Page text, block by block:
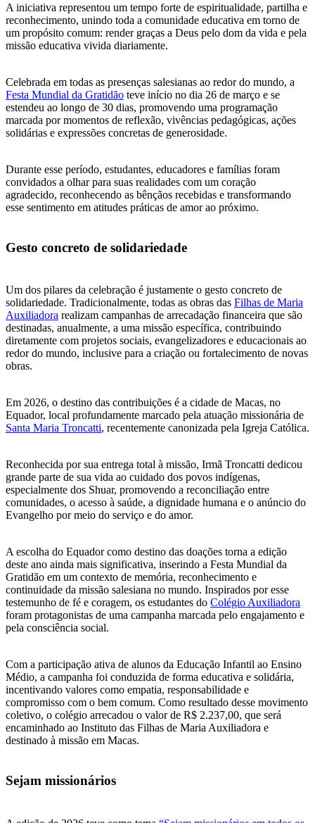
A iniciativa representou um tempo forte de espiritualidade, partilha e
reconhecimento, unindo toda a comunidade educativa em torno de
um propósito comum: render graças a Deus pelo dom da vida e pela
missão educativa vivida diariamente.
Celebrada em todas as presenças salesianas ao redor do mundo, a
Festa Mundial da Gratidão teve início no dia 26 de março e se
estendeu ao longo de 30 dias, promovendo uma programação
marcada por momentos de reflexão, vivências pedagógicas, ações
solidárias e expressões concretas de generosidade.
Durante esse período, estudantes, educadores e famílias foram
convidados a olhar para suas realidades com um coração
agradecido, reconhecendo as bênçãos recebidas e transformando
esse sentimento em atitudes práticas de amor ao próximo.
Gesto concreto de solidariedade
Um dos pilares da celebração é justamente o gesto concreto de
solidariedade. Tradicionalmente, todas as obras das Filhas de Maria
Auxiliadora realizam campanhas de arrecadação financeira que são
destinadas, anualmente, a uma missão específica, contribuindo
diretamente com projetos sociais, evangelizadores e educacionais ao
redor do mundo, inclusive para a criação ou fortalecimento de novas
obras.
Em 2026, o destino das contribuições é a cidade de Macas, no
Equador, local profundamente marcado pela atuação missionária de
Santa Maria Troncatti, recentemente canonizada pela Igreja Católica.
Reconhecida por sua entrega total à missão, Irmã Troncatti dedicou
grande parte de sua vida ao cuidado dos povos indígenas,
especialmente dos Shuar, promovendo a reconciliação entre
comunidades, o acesso à saúde, a dignidade humana e o anúncio do
Evangelho por meio do serviço e do amor.
A escolha do Equador como destino das doações torna a edição
deste ano ainda mais significativa, inserindo a Festa Mundial da
Gratidão em um contexto de memória, reconhecimento e
continuidade da missão salesiana no mundo. Inspirados por esse
testemunho de fé e coragem, os estudantes do Colégio Auxiliadora
foram protagonistas de uma campanha marcada pelo engajamento e
pela consciência social.
Com a participação ativa de alunos da Educação Infantil ao Ensino
Médio, a campanha foi conduzida de forma educativa e solidária,
incentivando valores como empatia, responsabilidade e
compromisso com o bem comum. Como resultado desse movimento
coletivo, o colégio arrecadou o valor de R$ 2.237,00, que será
encaminhado ao Instituto das Filhas de Maria Auxiliadora e
destinado à missão em Macas.
Sejam missionários